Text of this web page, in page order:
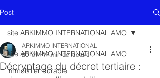
Post
site ARKIMMO INTERNATIONAL AMO
immobilier durable
site ARKIMMO INTERNATIONAL AMO
Décryptage du décret tertiaire :
ARKIMMO INTERNATIONAL
20 févr. 17 min de lecture